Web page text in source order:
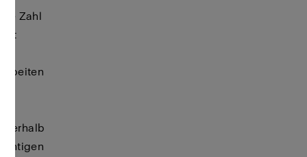
Zahl
ist